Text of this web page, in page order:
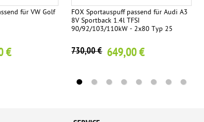
für VW Golf
€
FOX Sportauspuff passend für Audi A3
8V Sportback 1.4l TFSI
90/92/103/110kW - 2x80 Typ 25
730,00 € 649,00 €